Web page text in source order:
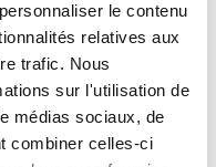
le contenu
relatives aux
trafic. Nous
sur l'utilisation de
médias sociaux, de
combiner celles-ci
en décoration
le jus dans un
de fruit dans
menthe-